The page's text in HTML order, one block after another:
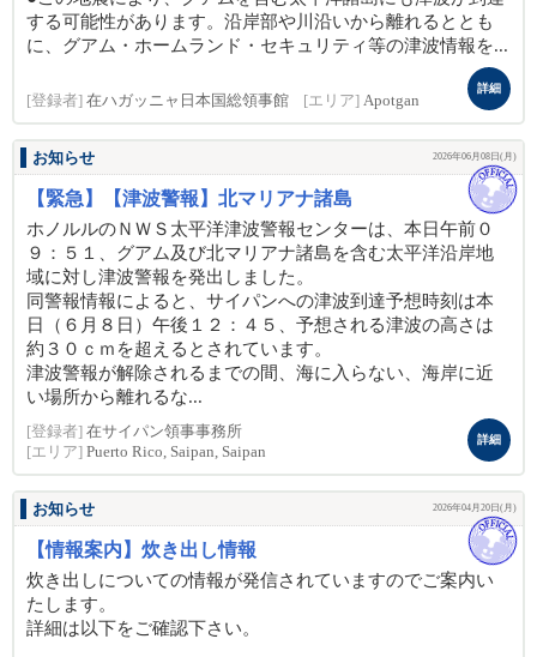
する可能性があります。沿岸部や川沿いから離れるととも
に、グアム・ホームランド・セキュリティ等の津波情報を...
[登録者] 在ハガッニャ日本国総領事館 [エリア] Apotgan
詳細
お知らせ 2026年06月08日(月)
【緊急】【津波警報】北マリアナ諸島
ホノルルのＮＷＳ太平洋津波警報センターは、本日午前０
９：５１、グアム及び北マリアナ諸島を含む太平洋沿岸地
域に対し津波警報を発出しました。
同警報情報によると、サイパンへの津波到達予想時刻は本
日（６月８日）午後１２：４５、予想される津波の高さは
約３０ｃｍを超えるとされています。
津波警報が解除されるまでの間、海に入らない、海岸に近
い場所から離れるな...
[登録者] 在サイパン領事事務所
[エリア] Puerto Rico, Saipan, Saipan
詳細
お知らせ 2026年04月20日(月)
【情報案内】炊き出し情報
炊き出しについての情報が発信されていますのでご案内い
たします。
詳細は以下をご確認下さい。